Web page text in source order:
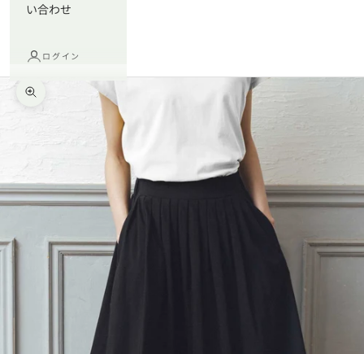
い合わせ
ログイン
ズームイン